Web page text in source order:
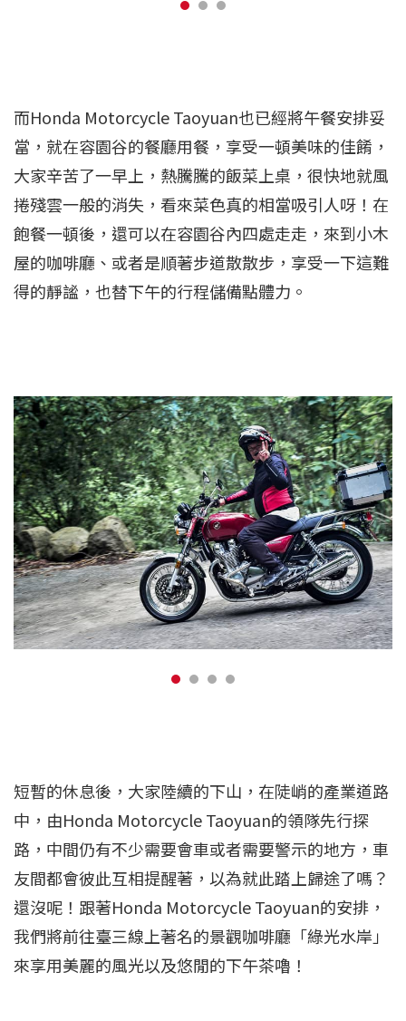
而Honda Motorcycle Taoyuan也已經將午餐安排妥
當，就在容園谷的餐廳用餐，享受一頓美味的佳餚，
大家辛苦了一早上，熱騰騰的飯菜上桌，很快地就風
捲殘雲一般的消失，看來菜色真的相當吸引人呀！在
飽餐一頓後，還可以在容園谷內四處走走，來到小木
屋的咖啡廳、或者是順著步道散散步，享受一下這難
得的靜謐，也替下午的行程儲備點體力。
短暫的休息後，大家陸續的下山，在陡峭的產業道路
中，由Honda Motorcycle Taoyuan的領隊先行探
路，中間仍有不少需要會車或者需要警示的地方，車
友間都會彼此互相提醒著，以為就此踏上歸途了嗎？
還沒呢！跟著Honda Motorcycle Taoyuan的安排，
我們將前往臺三線上著名的景觀咖啡廳「綠光水岸」
來享用美麗的風光以及悠閒的下午茶嚕！